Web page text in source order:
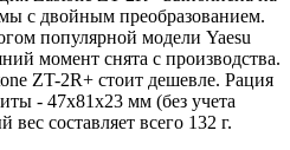
с двойным преобразованием.
популярной модели Yaesu
момент снята с производства.
ZT-2R+ стоит дешевле. Рация
- 47х81х23 мм (без учета
составляет всего 132 г.